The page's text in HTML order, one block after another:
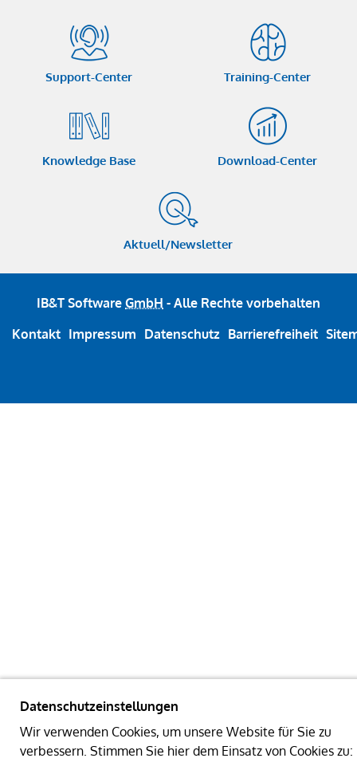
Datenschutzeinstellungen
Wir verwenden Cookies, um unsere Website für Sie zu
verbessern. Stimmen Sie hier dem Einsatz von Cookies zu:
Support-Center Training-Center
Knowledge Base Download-Center
Aktuell/Newsletter
IB&T Software GmbH - Alle Rechte vorbehalten
Kontakt Impressum Datenschutz Barrierefreiheit